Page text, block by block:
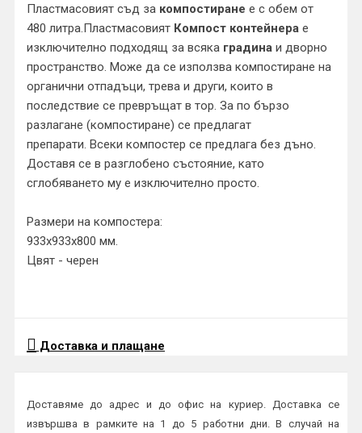
Пластмасовият съд за компостиране е с обем от
480 литра.Пластмасовият Компост контейнера е
изключително подходящ за всяка градина и дворно
пространство. Може да се използва компостиране на
органични отпадъци, трева и други, които в
последствие се превръщат в тор. За по бързо
разлагане (компостиране) се предлагат
препарати. Всеки компостер се предлага без дъно.
Доставя се в разглобено състояние, като
сглобяването му е изключително просто.
Размери на компостера:
933х933х800 мм.
Цвят - черен
Доставка и плащане
Доставяме до адрес и до офис на куриер. Доставка се
извършва в рамките на 1 до 5 работни дни. В случай на